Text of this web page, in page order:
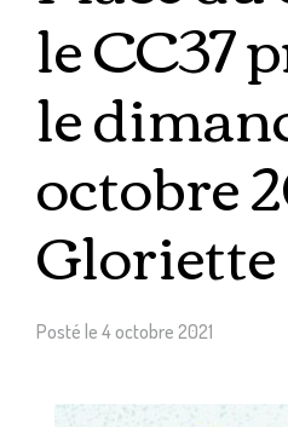
le CC37
le
octobre
Gloriette
Posté le 4 octobre 2021